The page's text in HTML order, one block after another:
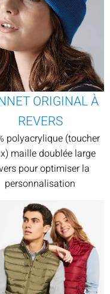
ORIGINAL À
REVERS
polyacrylique (toucher
maille doublée large
pour optimiser la
personnalisation